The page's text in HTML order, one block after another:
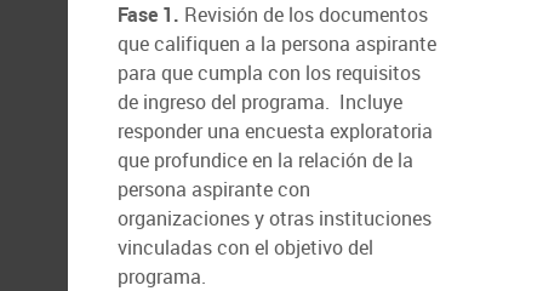
Fase 1. Revisión de los documentos
que califiquen a la persona aspirante
para que cumpla con los requisitos
de ingreso del programa. Incluye
responder una encuesta exploratoria
que profundice en la relación de la
persona aspirante con
organizaciones y otras instituciones
vinculadas con el objetivo del
programa.